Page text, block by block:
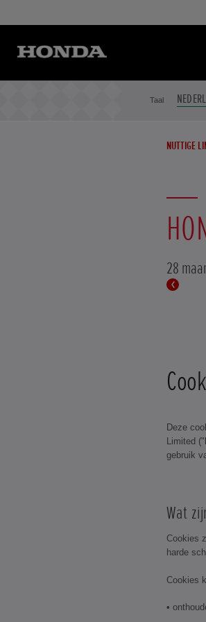
Taal
NUTTIGE
28
Deze
Limited ("
gebruik
Wat
Cookies
harde
Cookies
•